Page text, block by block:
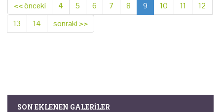
<< önceki 4 5 6 7 8 9 10 11
12
13
14 sonraki >>
SON EKLENEN GALERILER